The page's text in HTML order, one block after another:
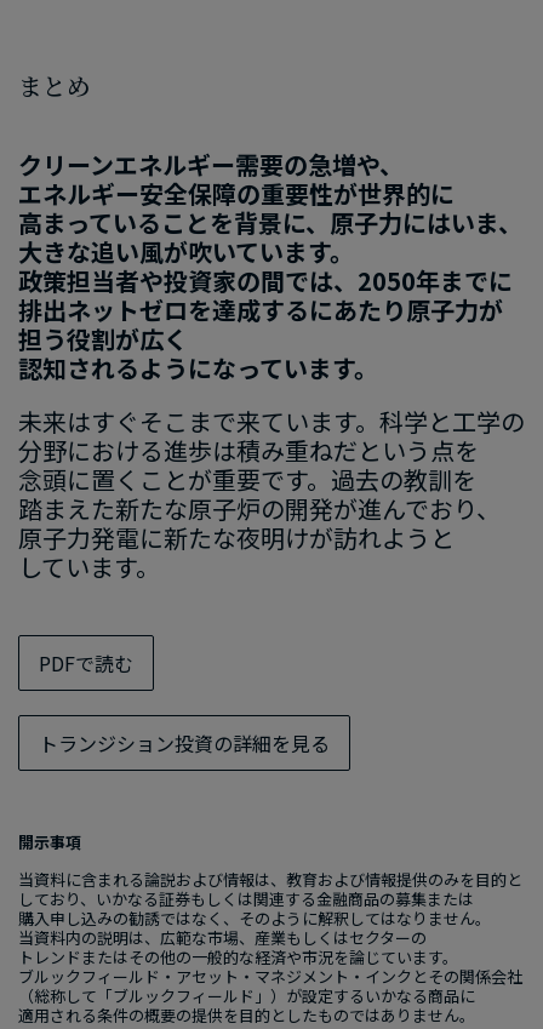
まとめ
クリーンエネルギー需要の​急増や、​
エネルギー安全保障の​重要性が​世界的に​
高まっている​ことを​背景に、 ​原子力にはいま、
大きな​追い​風が​吹いています。
政策担当者や投資家の​間では、 ​2050年までに​
排出ネットゼロを​達成するに​あたり原子力が​
担う​役割が​広く​
認知されるようになっています。
未来は​すぐ​そこまで​来ています。​科学と​工学の​
分野に​おける​進歩は​積み重ねだと​いう​点を​
念頭に​置く​ことが​重要です。​過去の​教訓を​
踏まえた​新たな​原子炉の​開発が​進んで​おり、​
原子力発電に​新たな​夜​明けが​訪れようと​
しています。
PDFで​読む
トランジション投資の​詳細を​見る
開示事項
当資料に​含まれる​論説および​情報は、​教育および​情報提供のみを​目的と​
しており、​いかなる証券も​しくは​関連する​金融商品の​募集または​
購入申し込みの​勧誘ではなく、​そのように​解釈しては​なりません。​
当資料内の​説明は、​広範な​市場、​産業も​しくは​セクターの​
トレンドまたは​その​他の​一般的な​経済や​市況を​論じています。​
ブルックフィールド・アセット・マネジメント・インクと​その​関係会社​
（総称して​「ブルックフィールド」）が​設定する​いかなる​商品に​
適用される​条件の​概要の​提供を​目的とした​ものでは​ありません。